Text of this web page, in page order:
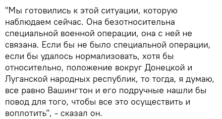
"Мы готовились к этой ситуации, которую
наблюдаем сейчас. Она безотносительна
специальной военной операции, она с ней не
связана. Если бы не было специальной операции,
если бы удалось нормализовать, хотя бы
относительно, положение вокруг Донецкой и
Луганской народных республик, то тогда, я думаю,
все равно Вашингтон и его подручные нашли бы
повод для того, чтобы все это осуществить и
воплотить", - сказал он.